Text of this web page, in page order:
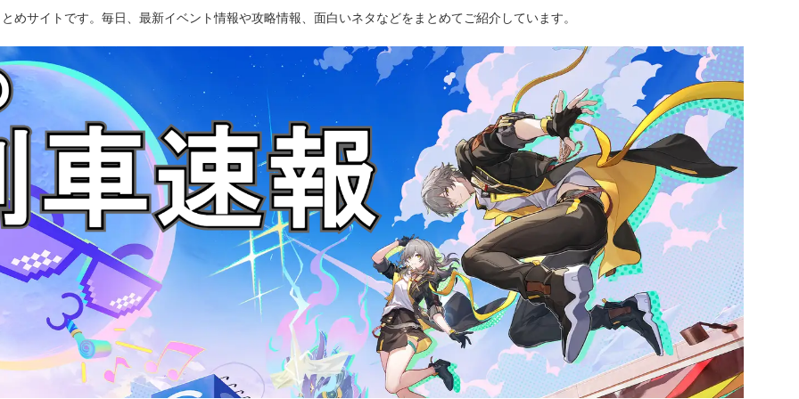
めサイトです。毎日、最新イベント情報や攻略情報、面白いネタなどをまとめてご紹介しています。